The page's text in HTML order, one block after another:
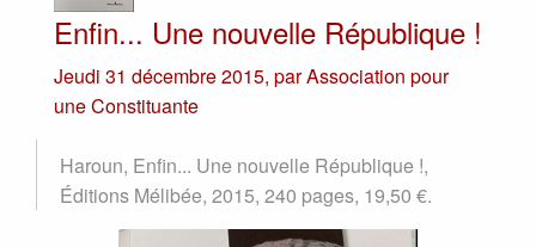
Enfin... Une nouvelle République !
Jeudi 31 décembre 2015, parAssociation pour
une Constituante
Haroun, Enfin... Une nouvelle République !,
Éditions Mélibée, 2015, 240 pages, 19,50 €.